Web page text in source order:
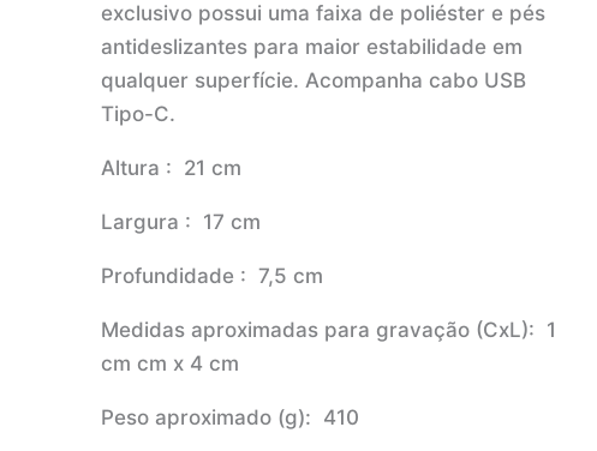
exclusivo possui uma faixa de poliéster e pés
antideslizantes para maior estabilidade em
qualquer superfície. Acompanha cabo USB
Tipo-C.
Altura : 21 cm
Largura : 17 cm
Profundidade : 7,5 cm
Medidas aproximadas para gravação (CxL): 1
cm cm x 4 cm
Peso aproximado (g): 410